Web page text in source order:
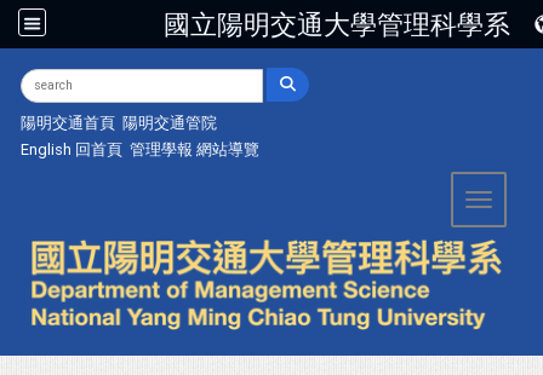
國立陽明交通大學管理科學系
陽明交通首頁 陽明交通管院
English 回首頁 管理學報 網站導覽
Toggle